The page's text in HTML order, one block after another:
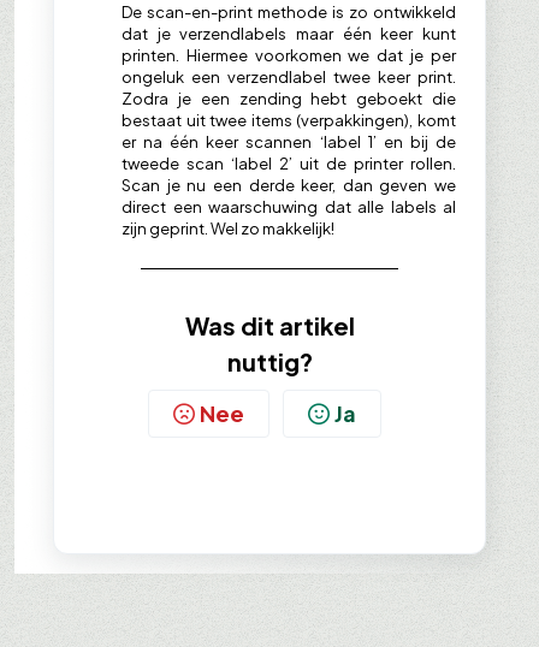
De scan-en-print methode is zo ontwikkeld
dat je verzendlabels maar één keer kunt
printen. Hiermee voorkomen we dat je per
ongeluk een verzendlabel twee keer print.
Zodra je een zending hebt geboekt die
bestaat uit twee items (verpakkingen), komt
er na één keer scannen ‘label 1’ en bij de
tweede scan ‘label 2’ uit de printer rollen.
Scan je nu een derde keer, dan geven we
direct een waarschuwing dat alle labels al
zijn geprint. Wel zo makkelijk!
Was dit artikel
nuttig?
Nee Ja